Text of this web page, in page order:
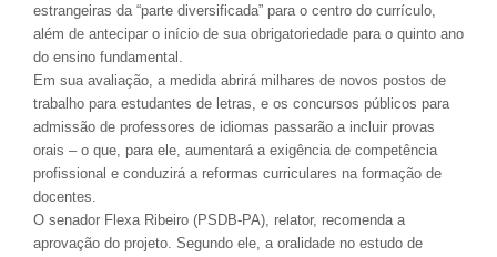
estrangeiras da “parte diversificada” para o centro do currículo,
além de antecipar o início de sua obrigatoriedade para o quinto ano
do ensino fundamental.
Em sua avaliação, a medida abrirá milhares de novos postos de
trabalho para estudantes de letras, e os concursos públicos para
admissão de professores de idiomas passarão a incluir provas
orais – o que, para ele, aumentará a exigência de competência
profissional e conduzirá a reformas curriculares na formação de
docentes.
O senador Flexa Ribeiro (PSDB-PA), relator, recomenda a
aprovação do projeto. Segundo ele, a oralidade no estudo de